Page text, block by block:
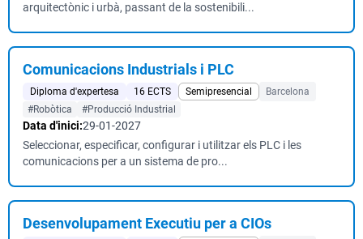
arquitectònic i urbà, passant de la sostenibili...
Comunicacions Industrials i PLC
Diploma d'expertesa 16 ECTS Semipresencial
Barcelona
#Robòtica
#Producció Industrial
Data d'inici:29-01-2027
Seleccionar, especificar, configurar i utilitzar els PLC i les
comunicacions per a un sistema de pro...
Desenvolupament Executiu per a CIOs